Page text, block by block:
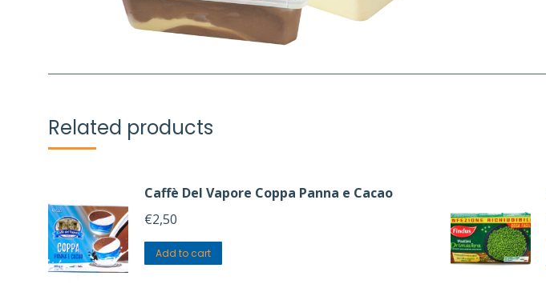
Related products
Caffè Del Vapore Coppa Panna e Cacao
€2,50
Add to cart